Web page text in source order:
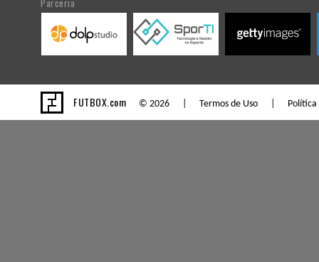
Parceria
FUTBOX.com © 2026 | Termos de Uso Política